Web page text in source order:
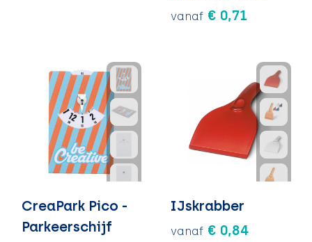
vanaf € 0,71
CreaPark Pico -
Parkeerschijf
IJskrabber
vanaf € 0,84